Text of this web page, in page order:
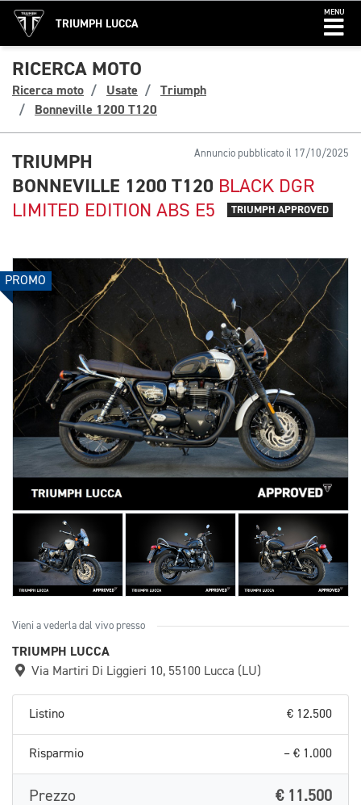
TRIUMPH LUCCA
MENU
RICERCA MOTO
Ricerca moto Usate
Triumph
Bonneville 1200 T120
Annuncio pubblicato il 17/10/2025
TRIUMPH
BONNEVILLE 1200 T120 BLACK DGR
LIMITED EDITION ABS E5
TRIUMPH APPROVED
PROMO
Vieni a vederla dal vivo presso
TRIUMPH LUCCA
Via Martiri Di Liggieri 10, 55100 Lucca (LU)
Listino € 12.500
Risparmio – € 1.000
Prezzo € 11.500